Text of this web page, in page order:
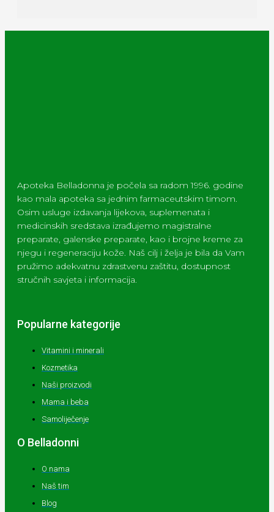
Apoteka Belladonna je počela sa radom 1996. godine
kao mala apoteka sa jednim farmaceutskim timom.
Osim usluge izdavanja lijekova, suplemenata i
medicinskih sredstava izrađujemo magistralne
preparate, galenske preparate, kao i brojne kreme za
njegu i regeneraciju kože. Naš cilj i želja je bila da Vam
pružimo adekvatnu zdrastvenu zaštitu, dostupnost
stručnih savjeta i informacija.
Popularne kategorije
Vitamini i minerali
Kozmetika
Naši proizvodi
Mama i beba
Samoliječenje
O Belladonni
O nama
Naš tim
Blog